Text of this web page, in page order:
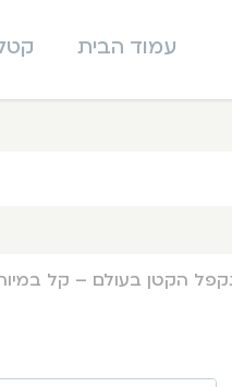
עמוד הבית
הקטן בעולם – קל